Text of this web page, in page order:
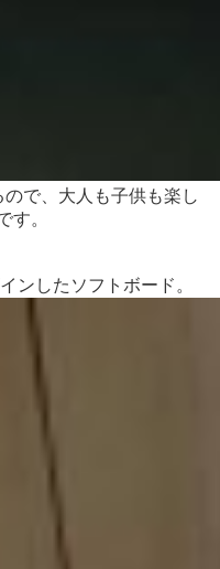
で、大人も子供も楽し
す。
ンしたソフトボード。